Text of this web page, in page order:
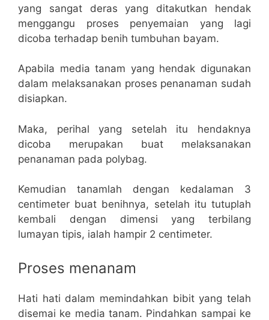
yang sangat deras yang ditakutkan hendak
menggangu proses penyemaian yang lagi
dicoba terhadap benih tumbuhan bayam.
Apabila media tanam yang hendak digunakan
dalam melaksanakan proses penanaman sudah
disiapkan.
Maka, perihal yang setelah itu hendaknya
dicoba merupakan buat melaksanakan
penanaman pada polybag.
Kemudian tanamlah dengan kedalaman 3
centimeter buat benihnya, setelah itu tutuplah
kembali dengan dimensi yang terbilang
lumayan tipis, ialah hampir 2 centimeter.
Proses menanam
Hati hati dalam memindahkan bibit yang telah
disemai ke media tanam. Pindahkan sampai ke